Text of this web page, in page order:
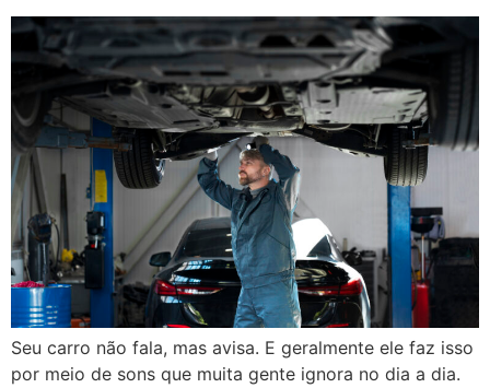
Seu carro não fala, mas avisa. E geralmente ele faz isso
por meio de sons que muita gente ignora no dia a dia.